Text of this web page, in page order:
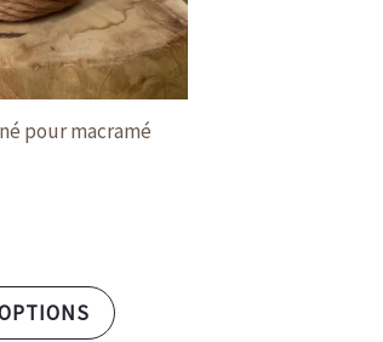
pour macramé
page
du
produit